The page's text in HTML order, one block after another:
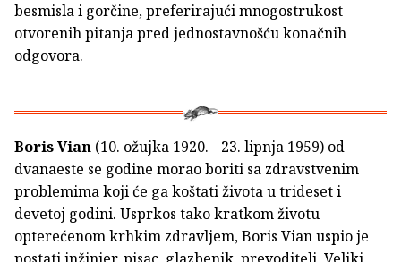
besmisla i gorčine, preferirajući mnogostrukost
otvorenih pitanja pred jednostavnošću konačnih
odgovora.
Boris Vian (10. ožujka 1920. - 23. lipnja 1959) od
dvanaeste se godine morao boriti sa zdravstvenim
problemima koji će ga koštati života u trideset i
devetoj godini. Usprkos tako kratkom životu
opterećenom krhkim zdravljem, Boris Vian uspio je